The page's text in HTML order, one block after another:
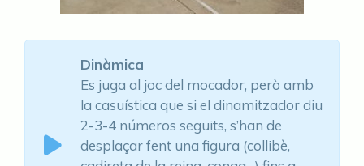
Dinàmica
Es juga al joc del mocador, però amb
la casuística que si el dinamitzador diu
2-3-4 números seguits, s’han de
desplaçar fent una figura (collibè,